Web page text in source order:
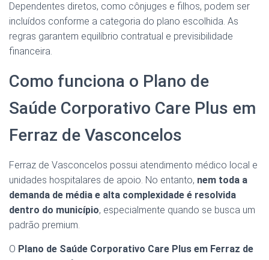
Dependentes diretos, como cônjuges e filhos, podem ser
incluídos conforme a categoria do plano escolhida. As
regras garantem equilíbrio contratual e previsibilidade
financeira.
Como funciona o Plano de
Saúde Corporativo Care Plus em
Ferraz de Vasconcelos
Ferraz de Vasconcelos possui atendimento médico local e
unidades hospitalares de apoio. No entanto, nem toda a
demanda de média e alta complexidade é resolvida
dentro do município, especialmente quando se busca um
padrão premium.
O Plano de Saúde Corporativo Care Plus em Ferraz de